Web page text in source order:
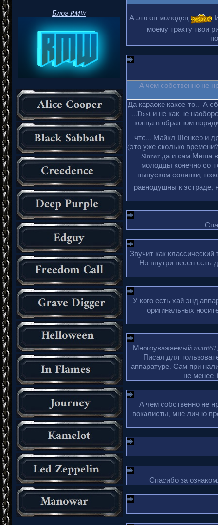
Блог RMW
А это он молодец
моему тракту твои
А чем собственно не
Да караоке какое-то... А
...Dast и не как не
конца в обратном
что... Майкл Шенкер и
(это уже сколько
Sinner да и сам Миша
молодцы конечно со-
выпуском солянки,
равнодушны к эстраде,
Звучит как
Но внутри песен есть
У кого есть хай энд
оригинальных
Многоуважаемый
Писал для
аппаратуре. Сам при
не менее
А чем собственно не
вокалисты, мне лично
Спасибо за